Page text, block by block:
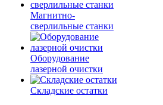
Магнитно-
сверлильные станки
Оборудование
лазерной очистки
Складские остатки